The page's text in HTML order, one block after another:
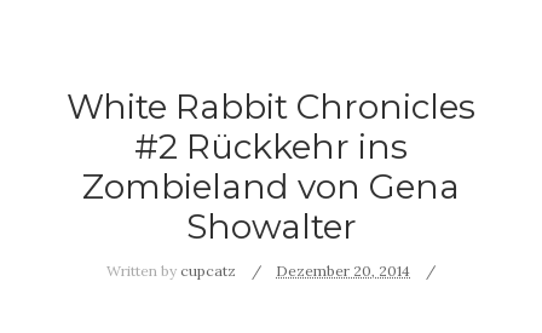
White Rabbit Chronicles
#2 Rückkehr ins
Zombieland von Gena
Showalter
Written by cupcatz Dezember 20, 2014